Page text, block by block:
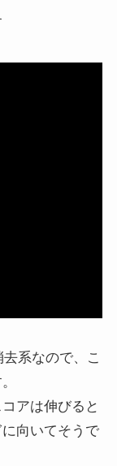
系なので、こ
アは伸びると
向いてそうで